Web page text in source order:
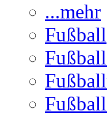
...mehr
Fußball